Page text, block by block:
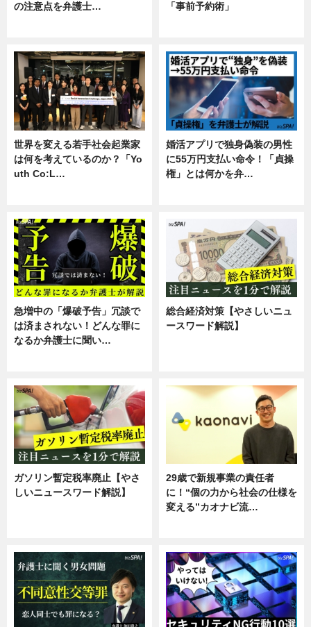
の注意点を弁護士…
「事前予約術」
世界を変える若手社会起業家
は何を考えているのか？「Yo
uth Co:L…
婚活アプリで独身偽装の男性
に55万円支払い命令！「貞操
権」とは何かを弁…
急増中の「爆破予告」冗談で
は済まされない！どんな罪に
なるか弁護士に聞い…
総合経済対策【やさしいニュ
ースワード解説】
ガソリン暫定税率廃止【やさ
しいニュースワード解説】
29歳で新規事業の責任者
に！“個の力から社会の仕様を
変える”カオナビ流…